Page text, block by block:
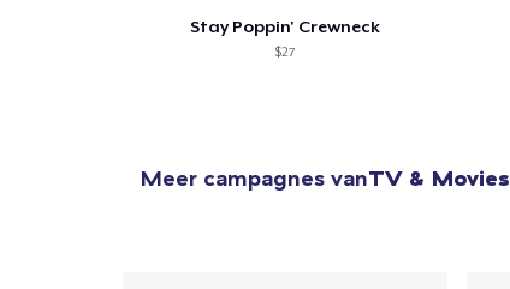
Stay Poppin' Crewneck
$27
Meer campagnes vanTV & Movies